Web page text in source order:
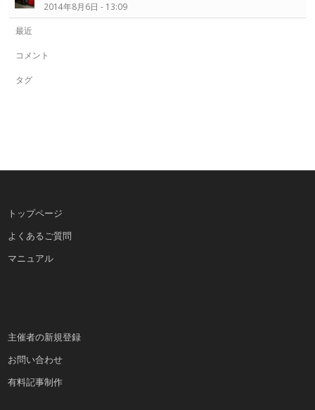
2014年8月6日 - 13:09
最近
コメント
タグ
トップページ
よくあるご質問
マニュアル
主催者の新規登録
お問い合わせ
有料記事制作